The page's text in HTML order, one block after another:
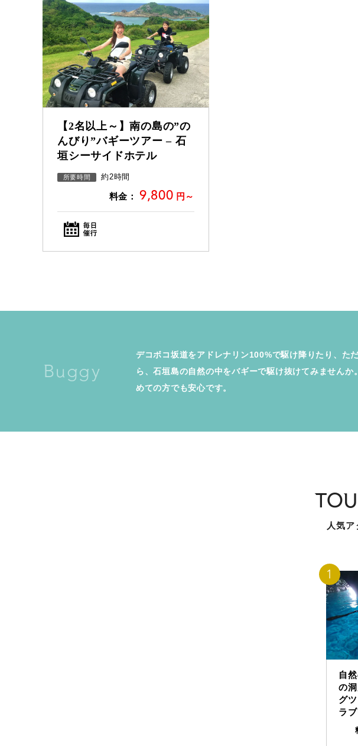
【2名以上～】南の島の”の
んびり”バギーツアー – 石
垣シーサイドホテル
所要時間 約2時間
料金： 9,800 円～
Buggy
デコボコ坂道をアドレナリン100%で駆け降りたり、
ら、石垣島の自然の中をバギーで駆け抜けてみません
めての方でも安心です。
人気
自
の
グ
ラ